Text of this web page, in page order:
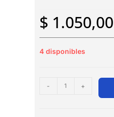
$ 1.050,00
4 disponibles
- +